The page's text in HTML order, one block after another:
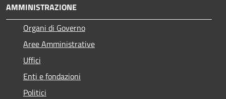
AMMINISTRAZIONE
Organi di Governo
Aree Amministrative
Uffici
Enti e fondazioni
Politici